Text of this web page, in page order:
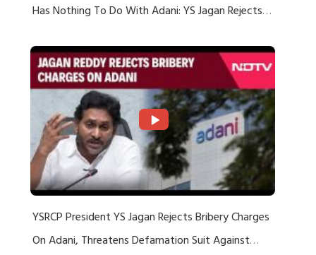
Has Nothing To Do With Adani: YS Jagan Rejects
YSRCP President YS Jagan Rejects Bribery Charges
On Adani, Threatens Defamation Suit Against